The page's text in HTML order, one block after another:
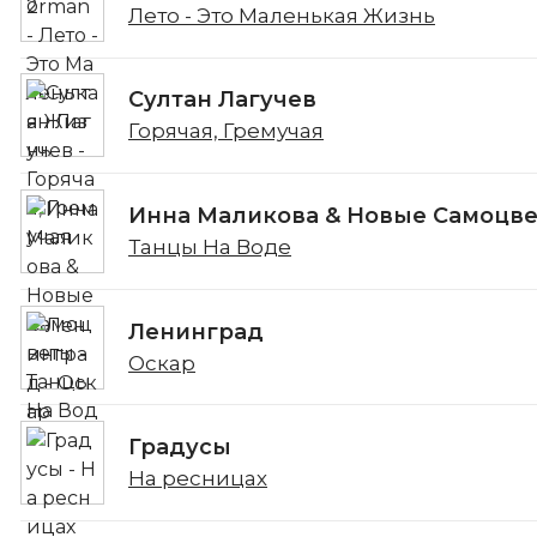
Лето - Это Маленькая Жизнь
Султан Лагучев
Горячая, Гремучая
Инна Маликова & Новые
Танцы На Воде
Ленинград
Оскар
Градусы
На ресницах